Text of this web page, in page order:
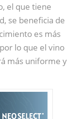
el que tiene
se beneficia de
es más
lo que el vino
más uniforme y